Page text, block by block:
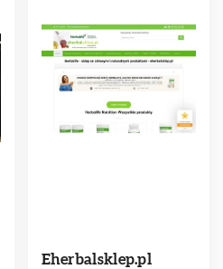
Eherbalsklep.pl